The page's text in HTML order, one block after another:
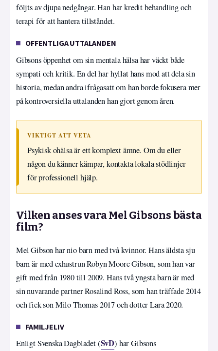
följts av djupa nedgångar. Han har kredit behandling och
terapi för att hantera tillståndet.
OFFENTLIGA UTTALANDEN
Gibsons öppenhet om sin mentala hälsa har väckt både
sympati och kritik. En del har hyllat hans mod att dela sin
historia, medan andra ifrågasatt om han borde fokusera mer
på kontroversiella uttalanden han gjort genom åren.
VIKTIGT ATT VETA
Psykisk ohälsa är ett komplext ämne. Om du eller
någon du känner kämpar, kontakta lokala stödlinjer
för professionell hjälp.
Vilken anses vara Mel Gibsons bästa
film?
Mel Gibson har nio barn med två kvinnor. Hans äldsta sju
barn är med exhustrun Robyn Moore Gibson, som han var
gift med från 1980 till 2009. Hans två yngsta barn är med
sin nuvarande partner Rosalind Ross, som han träffade 2014
och fick son Milo Thomas 2017 och dotter Lara 2020.
FAMILJELIV
Enligt Svenska Dagbladet (SvD) har Gibsons